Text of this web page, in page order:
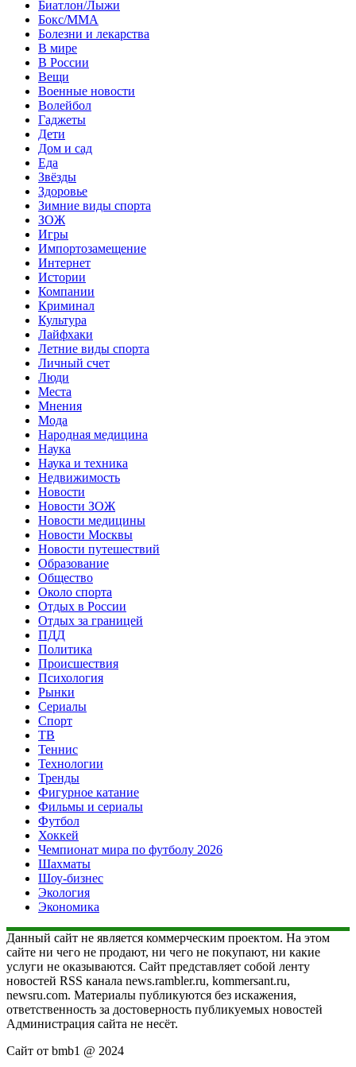
Биатлон/Лыжи
Бокс/MMA
Болезни и лекарства
В мире
В России
Вещи
Военные новости
Волейбол
Гаджеты
Дети
Дом и сад
Еда
Звёзды
Здоровье
Зимние виды спорта
ЗОЖ
Игры
Импортозамещение
Интернет
Истории
Компании
Криминал
Культура
Лайфхаки
Летние виды спорта
Личный счет
Люди
Места
Мнения
Мода
Народная медицина
Наука
Наука и техника
Недвижимость
Новости
Новости ЗОЖ
Новости медицины
Новости Москвы
Новости путешествий
Образование
Общество
Около спорта
Отдых в России
Отдых за границей
ПДД
Политика
Происшествия
Психология
Рынки
Сериалы
Спорт
ТВ
Теннис
Технологии
Тренды
Фигурное катание
Фильмы и сериалы
Футбол
Хоккей
Чемпионат мира по футболу 2026
Шахматы
Шоу-бизнес
Экология
Экономика
Данный сайт не является коммерческим проектом. На этом
сайте ни чего не продают, ни чего не покупают, ни какие
услуги не оказываются. Сайт представляет собой ленту
новостей RSS канала news.rambler.ru, kommersant.ru,
newsru.com. Материалы публикуются без искажения,
ответственность за достоверность публикуемых новостей
Администрация сайта не несёт.
Сайт от bmb1 @ 2024